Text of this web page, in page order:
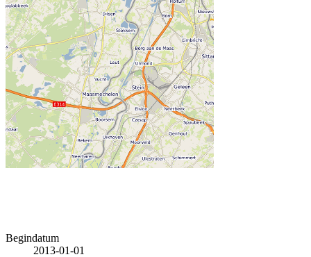
Begindatum
2013-01-01